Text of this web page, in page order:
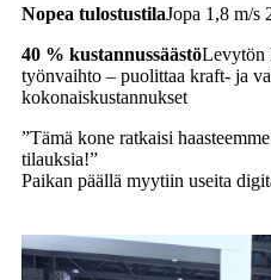
Nopea tulostustilaJopa 1,8 m/s
40 % kustannussäästöLevytön
työnvaihto – puolittaa kraft- ja
kokonaiskustannukset
”Tämä kone ratkaisi
tilauksia!”
Paikan päällä myytiin useita